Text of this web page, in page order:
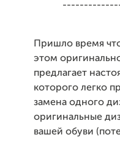
Пришло время
этом
предлагает
которого легко
замена одного
оригинальные
вашей обуви